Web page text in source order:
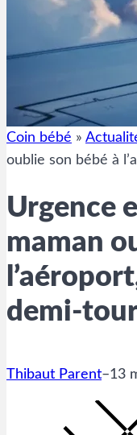
Coin bébé »
oublie son bébé à
Urgence
maman
demi-
Thibaut Parent–13